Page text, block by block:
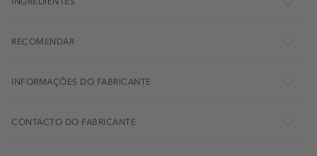
RECOMENDAR
INFORMAÇÕES DO FABRICANTE
CONTACTO DO FABRICANTE